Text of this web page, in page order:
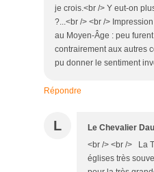
je crois.<br /> Y eut-on
?...<br /> <br />
au Moyen-Âge : peu
contrairement aux autres
pu donner le sentiment
Répondre
L Le Chevalier
<br /> <br /> La
églises très